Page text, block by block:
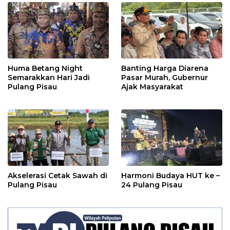
Huma Betang Night
Semarakkan Hari Jadi
Pulang Pisau
Banting Harga Diarena
Pasar Murah, Gubernur
Ajak Masyarakat
Akselerasi Cetak Sawah di
Pulang Pisau
Harmoni Budaya HUT ke –
24 Pulang Pisau